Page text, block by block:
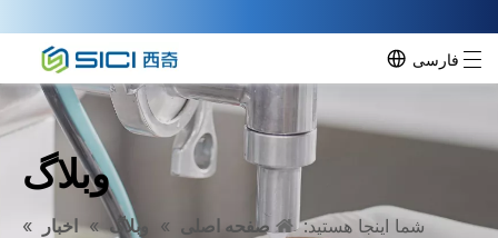
فارسی
وبلاگ
شما اینجا هستید: صفحه اصلی » وبلاگ » اخبار
»